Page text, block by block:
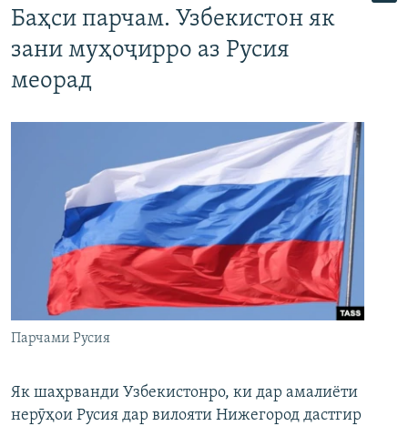
Баҳси парчам. Узбекистон як
зани муҳоҷирро аз Русия
меорад
Парчами Русия
Як шаҳрванди Узбекистонро, ки дар амалиёти
нерӯҳои Русия дар вилояти Нижегород дастгир